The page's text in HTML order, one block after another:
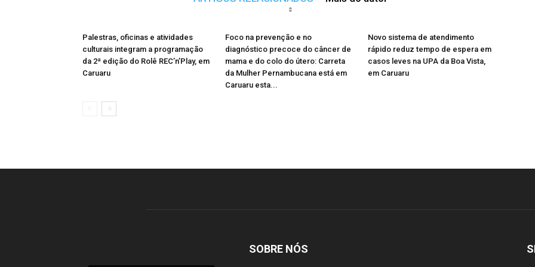
Palestras, oficinas e atividades
culturais integram a programação
da 2ª edição do Rolê REC’n’Play, em
Caruaru
Foco na prevenção e no
diagnóstico precoce do câncer de
mama e do colo do útero: Carreta
da Mulher Pernambucana está em
Caruaru esta...
Novo sistema de atendimento
rápido reduz tempo de espera em
casos leves na UPA da Boa Vista,
em Caruaru
SOBRE NÓS